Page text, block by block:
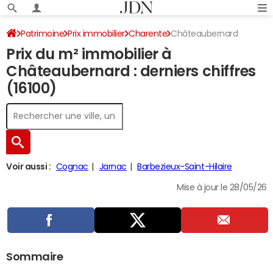
Patrimoine Prix immobilier Charente Châteaubernard
Prix du m² immobilier à
Châteaubernard : derniers chiffres
(16100)
Voir aussi : Cognac Jarnac Barbezieux-Saint-Hilaire
Mise à jour le 28/05/26
Sommaire